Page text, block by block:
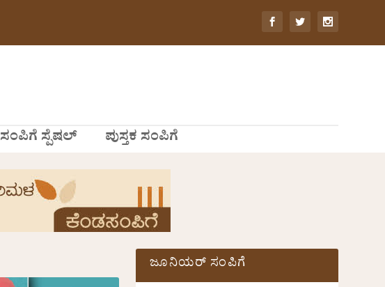
ಸಂಪಿಗೆ ಸ್ಪೆಷಲ್ ಪುಸ್ತಕ ಸಂಪಿಗೆ
ಜೂನಿಯರ್ ಸಂಪಿಗೆ